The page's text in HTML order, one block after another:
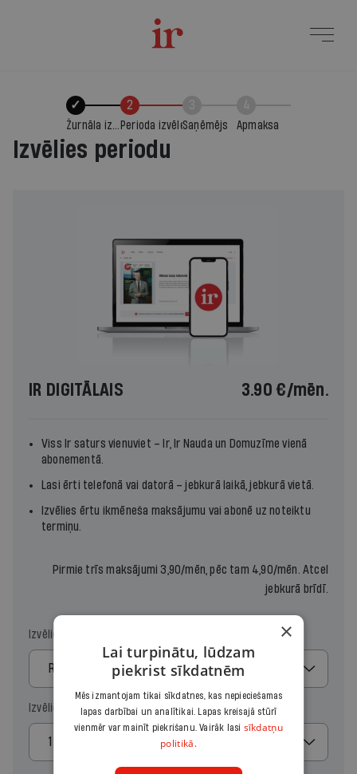
✓
Žurnāla izvēle
2
Perioda izvēleSaņēmējs Apmaksa
Izvēlies periodu
IR DIGITĀLAIS 3.90 €/mēn.
Viss Ir saturs vienuviet – Ir, Ir Nauda un Domuzīme vienā
abonementā.
Lasi ērti telefonā vai datorā – jebkurā laikā, jebkurā vietā.
Izvēlies ērtu ikmēneša maksājumu vai abonē uz noteiktu
termiņu.
Pirmie trīs maksājumi 3,90/mēn, pēc tam 4,90/mēn. Atcel
jebkurā brīdī.
Izvēlies maksājumu
Regulārais
Izvēlies periodu
1 mēnesis
×
Lai turpinātu, lūdzam
piekrist sīkdatnēm
Mēs izmantojam tikai sīkdatnes, kas nepieciešamas
lapas darbībai un analītikai. Lapas kreisajā stūrī
vienmēr var mainīt piekrišanu. Vairāk lasi sīkdatņu
politikā.